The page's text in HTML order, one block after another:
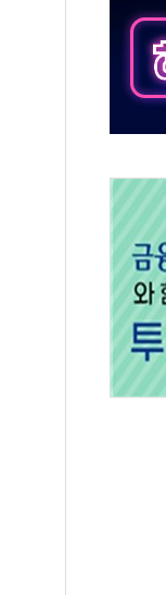
청래 '격차 확대'
" 요구
낮아지며 상승…